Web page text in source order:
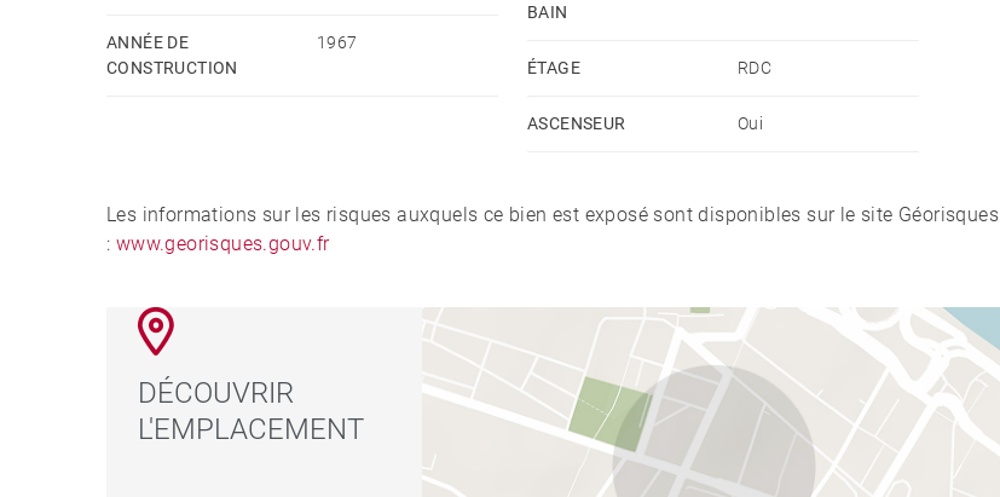
ANNÉE DE
CONSTRUCTION
1967
BAIN
ÉTAGE RDC
ASCENSEUR Oui
Les informations sur les risques auxquels ce bien est exposé sont disponibles sur le site Géorisques
: www.georisques.gouv.fr
DÉCOUVRIR
L'EMPLACEMENT